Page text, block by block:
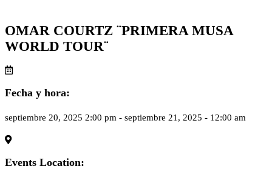
OMAR COURTZ ¨PRIMERA MUSA
WORLD TOUR¨
Fecha y hora:
septiembre 20, 2025 2:00 pm - septiembre 21, 2025 - 12:00 am
Events Location: